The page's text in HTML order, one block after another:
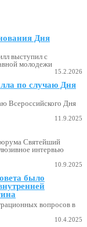
Дня
выступил с
молодежи
15.2.2026
по случаю Дня
Всероссийского Дня
11.9.2025
Святейший
интервью
10.9.2025
было
вопросов в
10.4.2025